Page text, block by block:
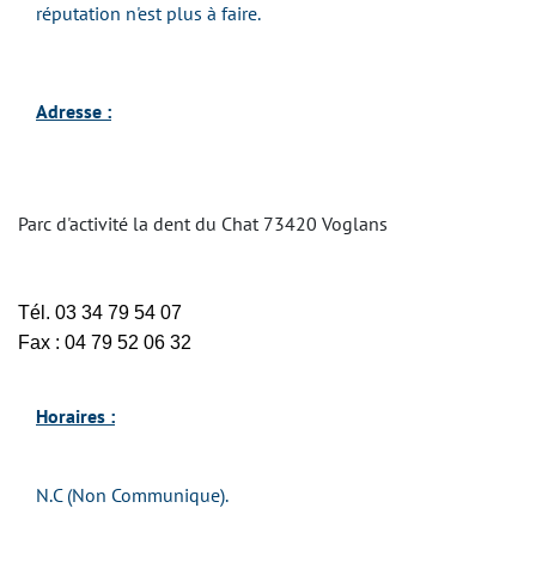
réputation n'est plus à faire.
Adresse :
Parc d'activité la dent du Chat 73420 Voglans
Tél. 03 34 79 54 07
Fax : 04 79 52 06 32
Horaires :
N.C (Non Communique).